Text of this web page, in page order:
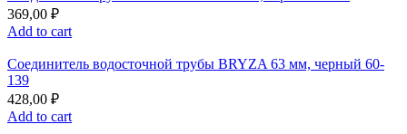
369,00 ₽
Add to cart
Соединитель водосточной трубы BRYZA 63 мм, черный 60-
139
428,00 ₽
Add to cart